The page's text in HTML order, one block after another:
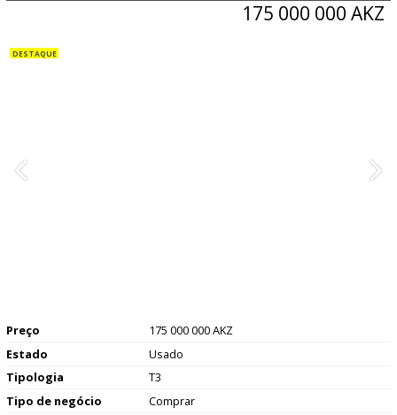
175 000 000 AKZ
Preço
175 000 000 AKZ
Estado
Usado
Tipologia
T3
Tipo de negócio
Comprar